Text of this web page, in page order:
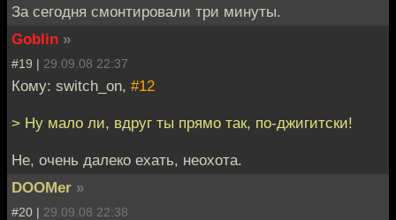
За сегодня смонтировали три минуты.
Goblin »
#19 | 29.09.08 22:37
Кому: switch_on, #12
> Ну мало ли, вдруг ты прямо так, по-джигитски!
Не, очень далеко ехать, неохота.
DOOMer »
#20 | 29.09.08 22:38